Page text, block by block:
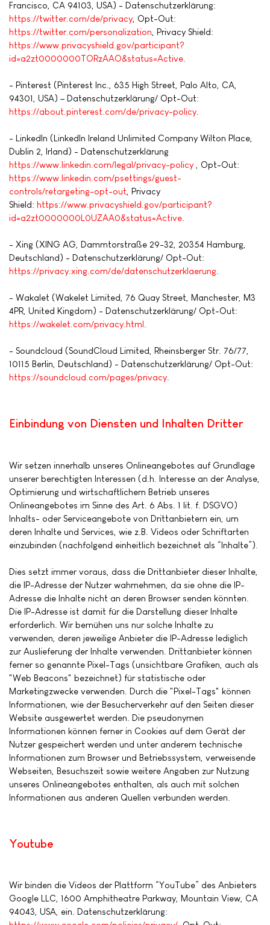
Francisco, CA 94103, USA) - Datenschutzerklärung:
https://twitter.com/de/privacy , Opt-Out:
https://twitter.com/personalization , Privacy Shield:
https://www.privacyshield.gov/participant?
id=a2zt0000000TORzAAO&status=Active
- Pinterest (Pinterest Inc., 635 High Street, Palo Alto, CA,
94301, USA) – Datenschutzerklärung/ Opt-Out:
https://about.pinterest.com/de/privacy-policy
- LinkedIn (LinkedIn Ireland Unlimited Company Wilton Place,
Dublin 2, Irland) - Datenschutzerklärung
https://www.linkedin.com/legal/privacy-policy , Opt-Out:
https://www.linkedin.com/psettings/guest-
controls/retargeting-opt-out , Privacy
Shield: https://www.privacyshield.gov/participant?
id=a2zt0000000L0UZAA0&status=Active
- Xing (XING AG, Dammtorstraße 29-32, 20354 Hamburg,
Deutschland) - Datenschutzerklärung/ Opt-Out:
https://privacy.xing.com/de/datenschutzerklaerung
- Wakalet (Wakelet Limited, 76 Quay Street, Manchester, M3
4PR, United Kingdom) - Datenschutzerklärung/ Opt-Out:
https://wakelet.com/privacy.html
- Soundcloud (SoundCloud Limited, Rheinsberger Str. 76/77,
10115 Berlin, Deutschland) - Datenschutzerklärung/ Opt-Out:
https://soundcloud.com/pages/privacy
Einbindung von Diensten und Inhalten Dritter
Wir setzen innerhalb unseres Onlineangebotes auf Grundlage
unserer berechtigten Interessen (d.h. Interesse an der Analyse,
Optimierung und wirtschaftlichem Betrieb unseres
Onlineangebotes im Sinne des Art. 6 Abs. 1 lit. f. DSGVO)
Inhalts- oder Serviceangebote von Drittanbietern ein, um
deren Inhalte und Services, wie z.B. Videos oder Schriftarten
einzubinden (nachfolgend einheitlich bezeichnet als “Inhalte”).
Dies setzt immer voraus, dass die Drittanbieter dieser Inhalte,
die IP-Adresse der Nutzer wahrnehmen, da sie ohne die IP-
Adresse die Inhalte nicht an deren Browser senden könnten.
Die IP-Adresse ist damit für die Darstellung dieser Inhalte
erforderlich. Wir bemühen uns nur solche Inhalte zu
verwenden, deren jeweilige Anbieter die IP-Adresse lediglich
zur Auslieferung der Inhalte verwenden. Drittanbieter können
ferner so genannte Pixel-Tags (unsichtbare Grafiken, auch als
"Web Beacons" bezeichnet) für statistische oder
Marketingzwecke verwenden. Durch die "Pixel-Tags" können
Informationen, wie der Besucherverkehr auf den Seiten dieser
Website ausgewertet werden. Die pseudonymen
Informationen können ferner in Cookies auf dem Gerät der
Nutzer gespeichert werden und unter anderem technische
Informationen zum Browser und Betriebssystem, verweisende
Webseiten, Besuchszeit sowie weitere Angaben zur Nutzung
unseres Onlineangebotes enthalten, als auch mit solchen
Informationen aus anderen Quellen verbunden werden.
Youtube
Wir binden die Videos der Plattform “YouTube” des Anbieters
Google LLC, 1600 Amphitheatre Parkway, Mountain View, CA
94043, USA, ein. Datenschutzerklärung: